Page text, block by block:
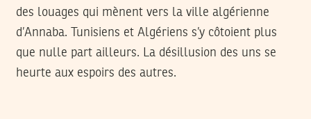
des louages qui mènent vers la ville algérienne
d’Annaba. Tunisiens et Algériens s’y côtoient plus
que nulle part ailleurs. La désillusion des uns se
heurte aux espoirs des autres.